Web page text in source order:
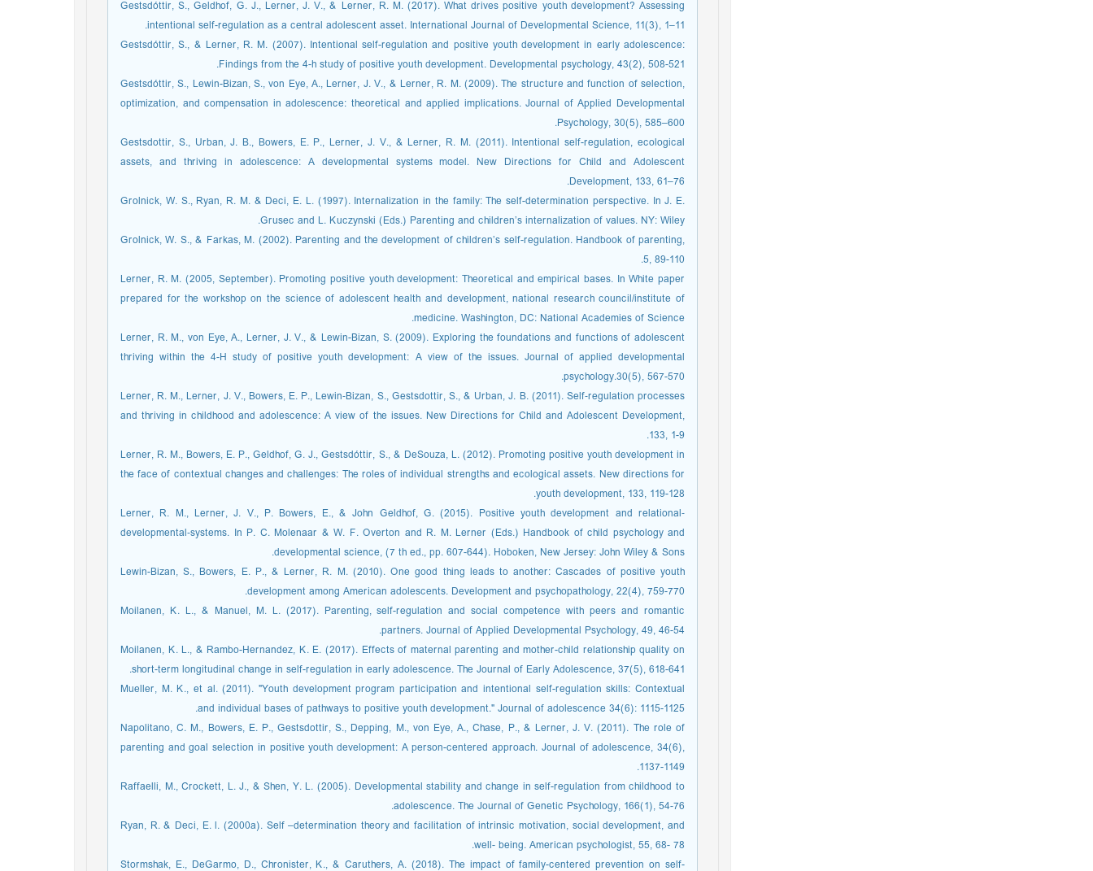
Gestsdóttir, S., Geldhof, G. J., Lerner, J. V., & Lerner, R. M. (2017). What drives positive youth development? Assessing
intentional self-regulation as a central adolescent asset. International Journal of Developmental Science, 11(3), 1–11.
Gestsdóttir, S., & Lerner, R. M. (2007). Intentional self-regulation and positive youth development in early adolescence:
Findings from the 4-h study of positive youth development. Developmental psychology, 43(2), 508-521.
Gestsdóttir, S., Lewin-Bizan, S., von Eye, A., Lerner, J. V., & Lerner, R. M. (2009). The structure and function of selection,
optimization, and compensation in adolescence: theoretical and applied implications. Journal of Applied Developmental
Psychology, 30(5), 585–600.
Gestsdottir, S., Urban, J. B., Bowers, E. P., Lerner, J. V., & Lerner, R. M. (2011). Intentional self-regulation, ecological
assets, and thriving in adolescence: A developmental systems model. New Directions for Child and Adolescent
Development, 133, 61–76.
Grolnick, W. S., Ryan, R. M. & Deci, E. L. (1997). Internalization in the family: The self-determination perspective. In J. E.
Grusec and L. Kuczynski (Eds.) Parenting and children’s internalization of values. NY: Wiley.
Grolnick, W. S., & Farkas, M. (2002). Parenting and the development of children’s self-regulation. Handbook of parenting,
5, 89-110.
Lerner, R. M. (2005, September). Promoting positive youth development: Theoretical and empirical bases. In White paper
prepared for the workshop on the science of adolescent health and development, national research council/institute of
medicine. Washington, DC: National Academies of Science.
Lerner, R. M., von Eye, A., Lerner, J. V., & Lewin-Bizan, S. (2009). Exploring the foundations and functions of adolescent
thriving within the 4-H study of positive youth development: A view of the issues. Journal of applied developmental
psychology.30(5), 567-570.
Lerner, R. M., Lerner, J. V., Bowers, E. P., Lewin‐Bizan, S., Gestsdottir, S., & Urban, J. B. (2011). Self‐regulation processes
and thriving in childhood and adolescence: A view of the issues. New Directions for Child and Adolescent Development,
133, 1-9.
Lerner, R. M., Bowers, E. P., Geldhof, G. J., Gestsdóttir, S., & DeSouza, L. (2012). Promoting positive youth development in
the face of contextual changes and challenges: The roles of individual strengths and ecological assets. New directions for
youth development, 133, 119-128.
Lerner, R. M., Lerner, J. V., P. Bowers, E., & John Geldhof, G. (2015). Positive youth development and relational‐
developmental‐systems. In P. C. Molenaar & W. F. Overton and R. M. Lerner (Eds.) Handbook of child psychology and
developmental science, (7 th ed., pp. 607-644). Hoboken, New Jersey: John Wiley & Sons.
Lewin-Bizan, S., Bowers, E. P., & Lerner, R. M. (2010). One good thing leads to another: Cascades of positive youth
development among American adolescents. Development and psychopathology, 22(4), 759-770.
Moilanen, K. L., & Manuel, M. L. (2017). Parenting, self-regulation and social competence with peers and romantic
partners. Journal of Applied Developmental Psychology, 49, 46-54.
Moilanen, K. L., & Rambo-Hernandez, K. E. (2017). Effects of maternal parenting and mother-child relationship quality on
short-term longitudinal change in self-regulation in early adolescence. The Journal of Early Adolescence, 37(5), 618-641.
Mueller, M. K., et al. (2011). "Youth development program participation and intentional self-regulation skills: Contextual
and individual bases of pathways to positive youth development." Journal of adolescence 34(6): 1115-1125.
Napolitano, C. M., Bowers, E. P., Gestsdottir, S., Depping, M., von Eye, A., Chase, P., & Lerner, J. V. (2011). The role of
parenting and goal selection in positive youth development: A person-centered approach. Journal of adolescence, 34(6),
1137-1149.
Raffaelli, M., Crockett, L. J., & Shen, Y. L. (2005). Developmental stability and change in self-regulation from childhood to
adolescence. The Journal of Genetic Psychology, 166(1), 54-76.
Ryan, R. & Deci, E. l. (2000a). Self –determination theory and facilitation of intrinsic motivation, social development, and
well- being. American psychologist, 55, 68- 78.
Stormshak, E., DeGarmo, D., Chronister, K., & Caruthers, A. (2018). The impact of family-centered prevention on self-